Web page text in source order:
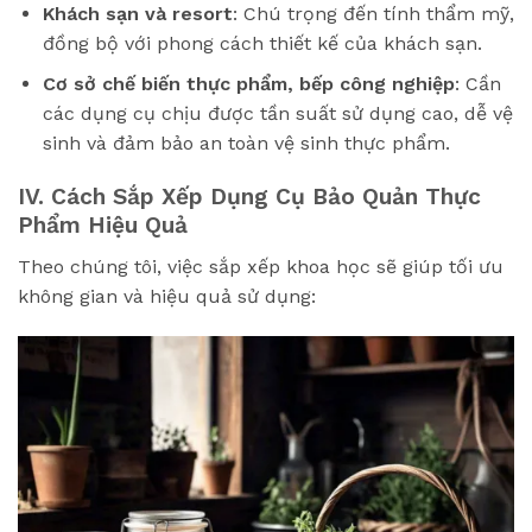
Khách sạn và resort: Chú trọng đến tính thẩm mỹ,
đồng bộ với phong cách thiết kế của khách sạn.
Cơ sở chế biến thực phẩm, bếp công nghiệp: Cần
các dụng cụ chịu được tần suất sử dụng cao, dễ vệ
sinh và đảm bảo an toàn vệ sinh thực phẩm.
IV. Cách Sắp Xếp Dụng Cụ Bảo Quản Thực
Phẩm Hiệu Quả
Theo chúng tôi, việc sắp xếp khoa học sẽ giúp tối ưu
không gian và hiệu quả sử dụng: